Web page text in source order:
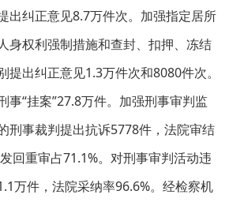
出纠正意见8.7万件次。加强指定居所
身权利强制措施和查封、扣押、冻结
提出纠正意见1.3万件次和8080件次。
事“挂案”27.8万件。加强刑事审判监
刑事裁判提出抗诉5778件，法院审结
回重审占71.1%。对刑事审判活动违
万件，法院采纳率96.6%。经检察机